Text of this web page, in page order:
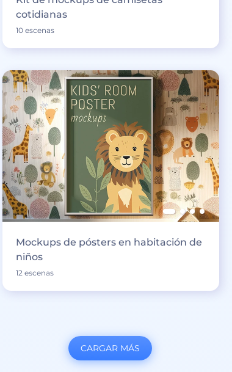
cotidianas
10 escenas
Mockups de pósters en habitación de
niños
12 escenas
CARGAR MÁS